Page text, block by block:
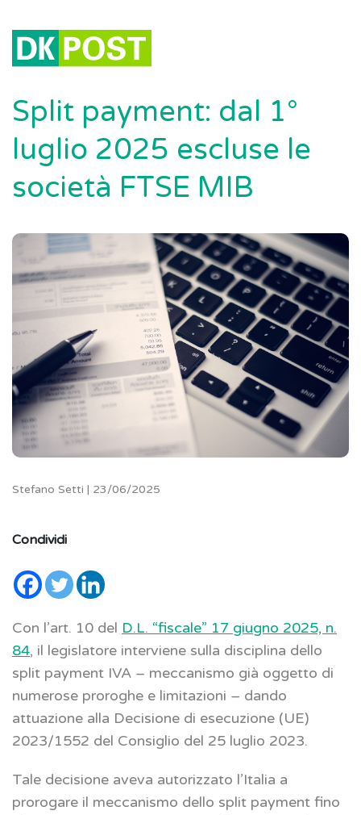
Split payment: dal 1°
luglio 2025 escluse le
società FTSE MIB
Stefano Setti | 23/06/2025
Condividi
Con l’art. 10 del D.L. “fiscale” 17 giugno 2025, n.
84, il legislatore interviene sulla disciplina dello
split payment IVA – meccanismo già oggetto di
numerose proroghe e limitazioni – dando
attuazione alla Decisione di esecuzione (UE)
2023/1552 del Consiglio del 25 luglio 2023.
Tale decisione aveva autorizzato l’Italia a
prorogare il meccanismo dello split payment fino